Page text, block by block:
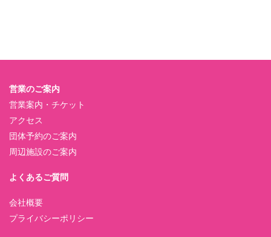
営業のご案内
営業案内・チケット
アクセス
団体予約のご案内
周辺施設のご案内
よくあるご質問
会社概要
プライバシーポリシー